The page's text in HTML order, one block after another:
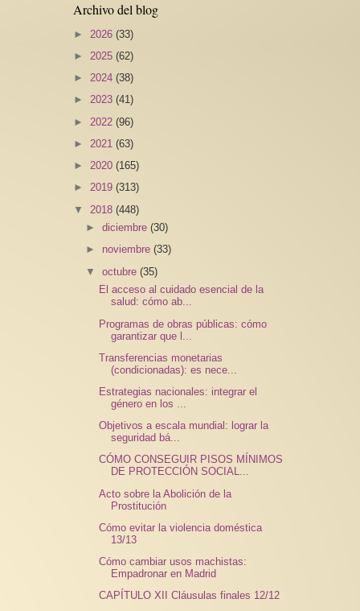
Archivo del blog
► 2026 (33)
► 2025 (62)
► 2024 (38)
► 2023 (41)
► 2022 (96)
► 2021 (63)
► 2020 (165)
► 2019 (313)
▼ 2018 (448)
►diciembre(30)
► noviembre(33)
▼octubre(35)
El acceso al cuidado esencial de la
salud: cómo ab...
Programas de obras públicas: cómo
garantizar que l...
Transferencias monetarias
(condicionadas): es nece...
Estrategias nacionales: integrar el
género en los ...
Objetivos a escala mundial: lograr la
seguridad bá...
CÓMO CONSEGUIR PISOS MÍNIMOS
DE PROTECCIÓN SOCIAL...
Acto sobre la Abolición de la
Prostitución
Cómo evitar la violencia doméstica
13/13
Cómo cambiar usos machistas:
Empadronar en Madrid
CAPÍTULO XII Cláusulas finales 12/12